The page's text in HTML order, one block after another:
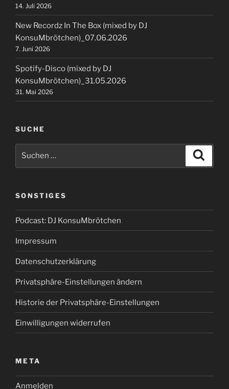
14. Juli 2026
New Recordz In The Box (mixed by DJ
KonsuMbrötchen)_07.06.2026
7. Juni 2026
Spotify-Disco (mixed by DJ
KonsuMbrötchen)_31.05.2026
31. Mai 2026
SUCHE
SONSTIGES
Podcast: DJ KonsuMbrötchen
Impressum
Datenschutzerklärung
Privatsphäre-Einstellungen ändern
Historie der Privatsphäre-Einstellungen
Einwilligungen widerrufen
META
Anmelden